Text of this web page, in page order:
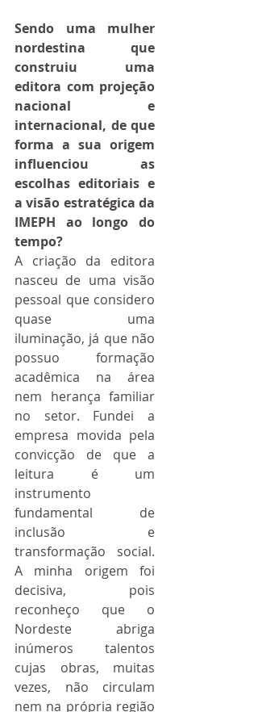
Sendo uma mulher
nordestina que
construiu uma
editora com projeção
nacional e
internacional, de que
forma a sua origem
influenciou as
escolhas editoriais e
a visão estratégica da
IMEPH ao longo do
tempo?
A criação da editora
nasceu de uma visão
pessoal que considero
quase uma
iluminação, já que não
possuo formação
acadêmica na área
nem herança familiar
no setor. Fundei a
empresa movida pela
convicção de que a
leitura é um
instrumento
fundamental de
inclusão e
transformação social.
A minha origem foi
decisiva, pois
reconheço que o
Nordeste abriga
inúmeros talentos
cujas obras, muitas
vezes, não circulam
nem na própria região